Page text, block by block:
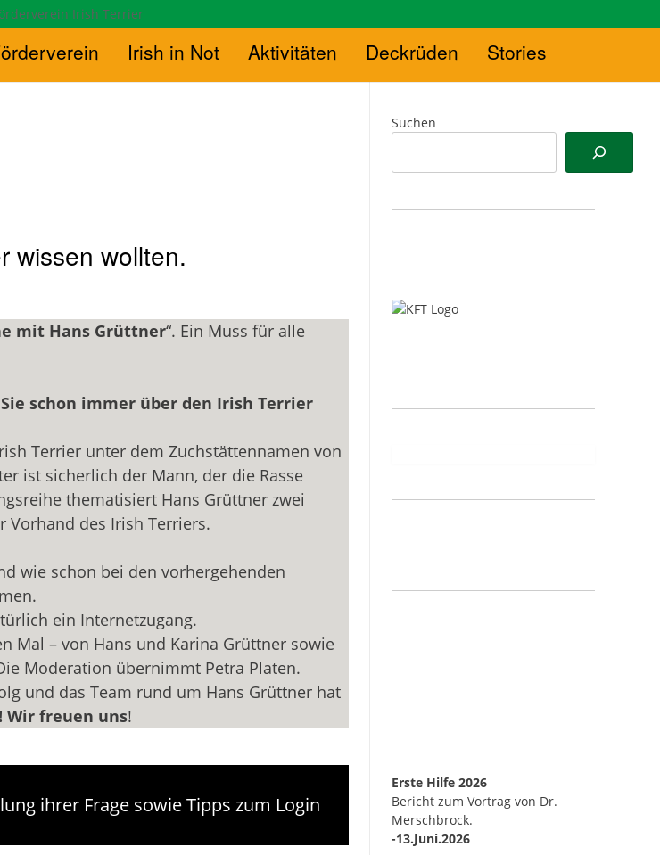
Irish in Not Aktivitäten Deckrüden Stories
wissen wollten.
mit Hans Grüttner“. Ein Muss für alle
schon immer über den Irish Terrier
Terrier unter dem Zuchstättennamen von
ist sicherlich der Mann, der die Rasse
thematisiert Hans Grüttner zwei
Vorhand des Irish Terriers.
wie schon bei den vorhergehenden
ein Internetzugang.
Mal – von Hans und Karina Grüttner sowie
Moderation übernimmt Petra Platen.
und das Team rund um Hans Grüttner hat
Wir freuen uns!
ihrer Frage sowie Tipps zum Login
Suchen
Erste Hilfe 2026
Bericht zum Vortrag von Dr.
Merschbrock.
-13.Juni.2026